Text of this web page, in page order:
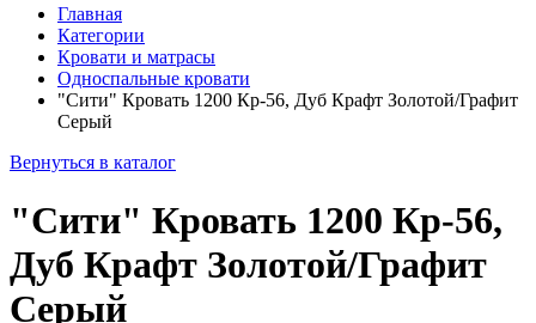
Главная
Категории
Кровати и матрасы
Односпальные кровати
"Сити" Кровать 1200 Кр-56, Дуб Крафт Золотой/Графит
Серый
Вернуться в каталог
"Сити" Кровать 1200 Кр-56,
Дуб Крафт Золотой/Графит
Серый